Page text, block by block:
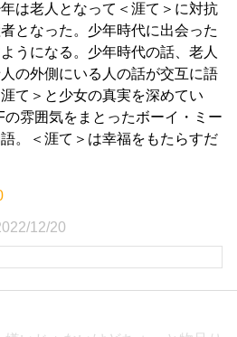
は老人となって＜涯て＞に対抗
となった。少年時代に出会った
うになる。少年時代の話、老人
の外側にいる人の話が交互に語
て＞と少女の真実を深めてい
の雰囲気をまとったボーイ・ミー
。＜涯て＞は幸福をもたらすだ
12/20